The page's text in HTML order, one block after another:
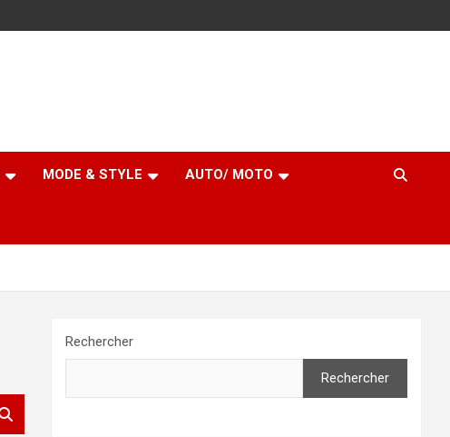
MODE & STYLE AUTO/ MOTO
Rechercher
Rechercher